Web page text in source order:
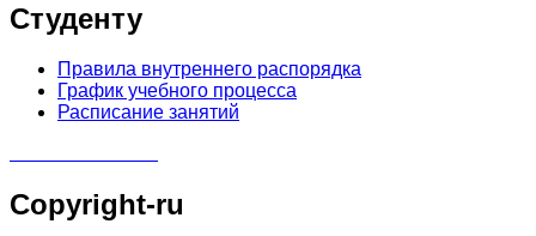
Студенту
Правила внутреннего распорядка
График учебного процесса
Расписание занятий
Copyright-ru